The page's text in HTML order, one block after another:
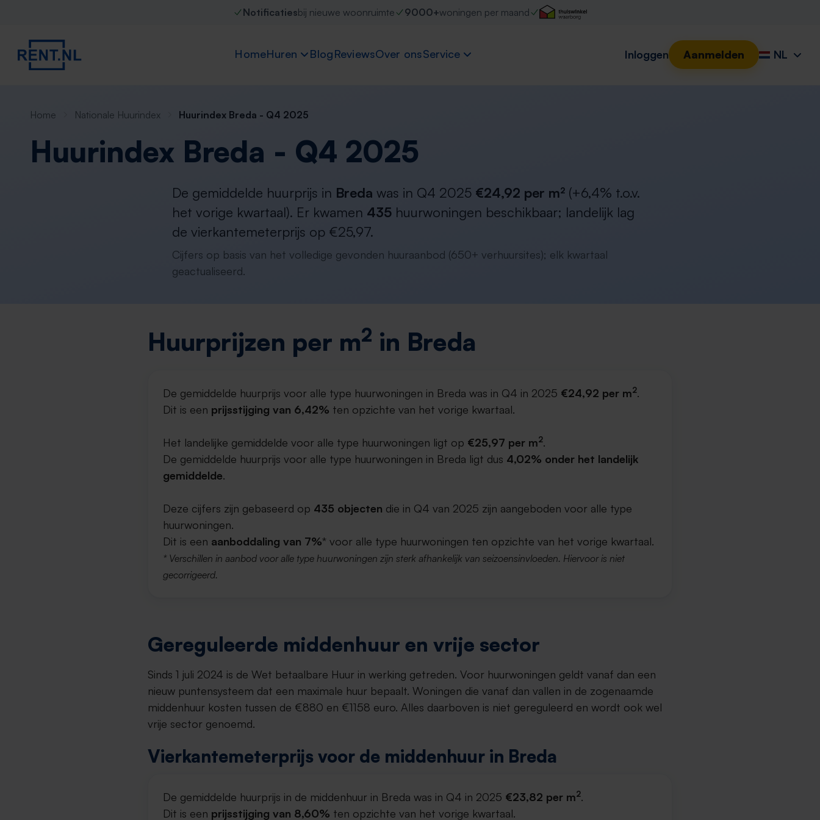
Notificatiesbij nieuwe woonruimte 9000+woningen per maand
HomeHuren BlogReviewsOver onsService Inloggen Aanmelden NL
Home Nationale Huurindex Huurindex Breda - Q4 2025
Huurindex Breda - Q4 2025
De gemiddelde huurprijs in Breda was in Q4 2025 €24,92 per m² (+6,4% t.o.v.
het vorige kwartaal). Er kwamen 435 huurwoningen beschikbaar; landelijk lag
de vierkantemeterprijs op €25,97.
Cijfers op basis van het volledige gevonden huuraanbod (650+ verhuursites); elk kwartaal
geactualiseerd.
Huurprijzen per m2 in Breda
De gemiddelde huurprijs voor alle type huurwoningen in Breda was in Q4 in 2025 €24,92 per m2.
Dit is een prijsstijging van 6,42% ten opzichte van het vorige kwartaal.
Het landelijke gemiddelde voor alle type huurwoningen ligt op €25,97 per m2.
De gemiddelde huurprijs voor alle type huurwoningen in Breda ligt dus 4,02% onder het landelijk
gemiddelde.
Deze cijfers zijn gebaseerd op 435 objecten die in Q4 van 2025 zijn aangeboden voor alle type
huurwoningen.
Dit is een aanboddaling van 7%* voor alle type huurwoningen ten opzichte van het vorige kwartaal.
* Verschillen in aanbod voor alle type huurwoningen zijn sterk afhankelijk van seizoensinvloeden. Hiervoor is niet
gecorrigeerd.
Gereguleerde middenhuur en vrije sector
Sinds 1 juli 2024 is de Wet betaalbare Huur in werking getreden. Voor huurwoningen geldt vanaf dan een
nieuw puntensysteem dat een maximale huur bepaalt. Woningen die vanaf dan vallen in de zogenaamde
middenhuur kosten tussen de €880 en €1158 euro. Alles daarboven is niet gereguleerd en wordt ook wel
vrije sector genoemd.
Vierkantemeterprijs voor de middenhuur in Breda
De gemiddelde huurprijs in de middenhuur in Breda was in Q4 in 2025 €23,82 per m2.
Dit is een prijsstijging van 8,60% ten opzichte van het vorige kwartaal.